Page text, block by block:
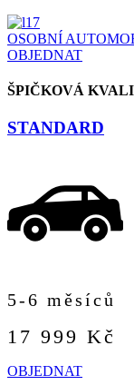
OSOBNÍ
OBJEDNAT
ŠPIČKOVÁ
STANDARD
5-6 měsíců
17 999 Kč
OBJEDNAT